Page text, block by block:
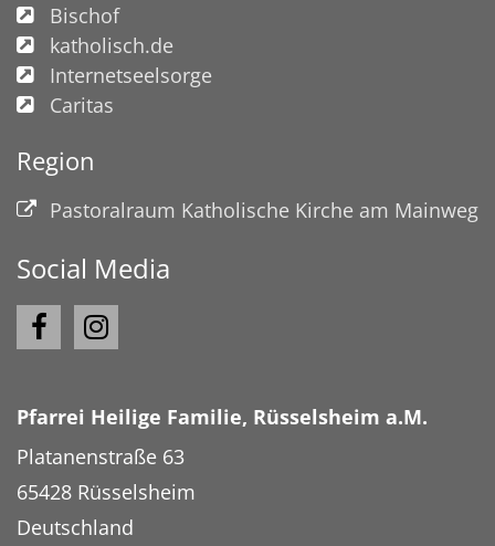
Bischof
katholisch.de
Internetseelsorge
Caritas
Region
Pastoralraum Katholische Kirche am Mainweg
Social Media
Pfarrei Heilige Familie, Rüsselsheim a.M.
Platanenstraße 63
65428 Rüsselsheim
Deutschland